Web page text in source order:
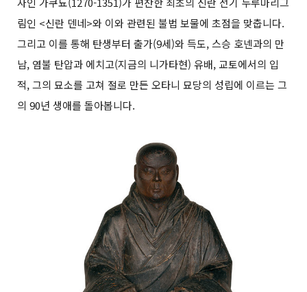
림인 <신란 덴네>와 이와 관련된 불법 보물에 초점을 맞춥니다.
그리고 이를 통해 탄생부터 출가(9세)와 득도, 스승 호넨과의 만
남, 염불 탄압과 에치고(지금의 니가타현) 유배, 교토에서의 입
적, 그의 묘소를 고쳐 절로 만든 오타니 묘당의 성립에 이르는 그
의 90년 생애를 돌아봅니다.